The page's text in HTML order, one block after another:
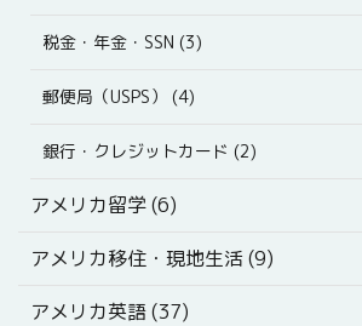
税金・年金・SSN (3)
郵便局（USPS） (4)
銀行・クレジットカード (2)
アメリカ留学 (6)
アメリカ移住・現地生活 (9)
アメリカ英語 (37)